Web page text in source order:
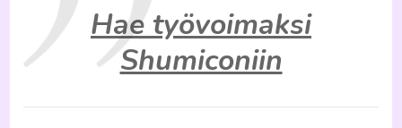
Hae työvoimaksi
Shumiconiin